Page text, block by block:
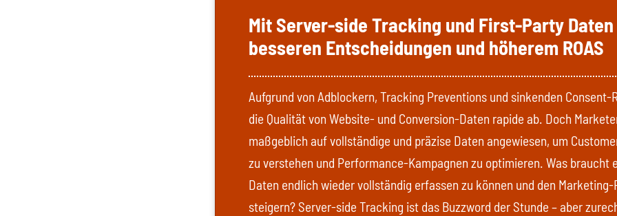
Mit Server-side Tracking und First-Party Daten
besseren Entscheidungen und höherem ROAS
Aufgrund von Adblockern, Tracking Preventions und sinkenden Consent-
die Qualität von Website- und Conversion-Daten rapide ab. Doch
maßgeblich auf vollständige und präzise Daten angewiesen, um
zu verstehen und Performance-Kampagnen zu optimieren. Was braucht
Daten endlich wieder vollständig erfassen zu können und den Marketing-
steigern? Server-side Tracking ist das Buzzword der Stunde – aber